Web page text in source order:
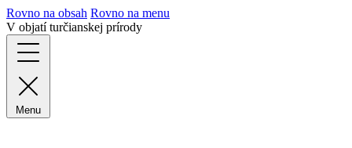
Rovno na obsah Rovno na menu
V objatí turčianskej prírody
Menu